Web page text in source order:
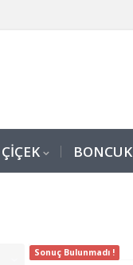
ÇİÇEK BONCUK
Sonuç Bulunmadı !